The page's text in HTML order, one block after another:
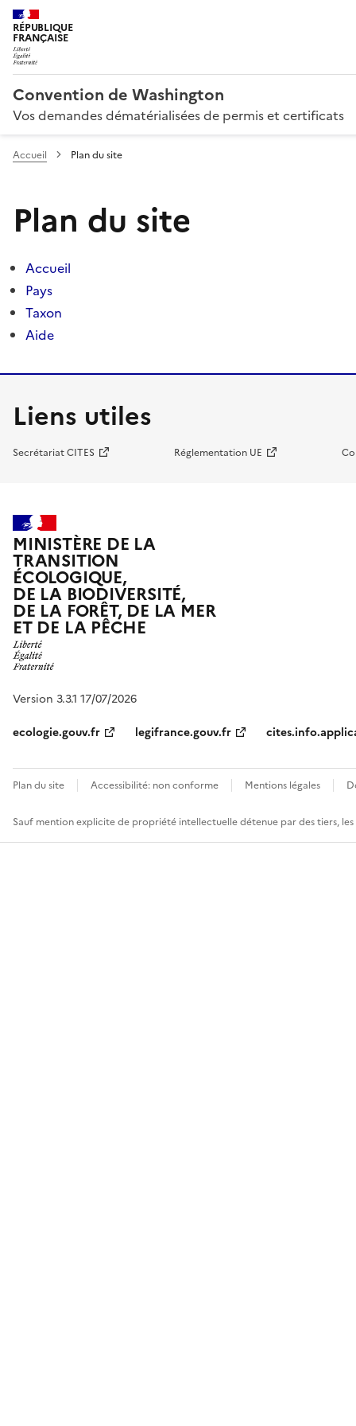
RÉPUBLIQUE
FRANÇAISE
Convention de Washington
Vos demandes dématérialisées de permis et certificats
Accueil Plan du site
Plan du site
Accueil
Pays
Taxon
Aide
Liens utiles
Secrétariat CITES Réglementation UE
MINISTÈRE DE LA
TRANSITION
ÉCOLOGIQUE,
DE LA BIODIVERSITÉ,
DE LA FORÊT, DE LA MER
ET DE LA PÊCHE
Version 3.3.1 17/07/2026
ecologie.gouv.fr
legifrance.gouv.fr
Plan du site Accessibilité: non conforme Mentions légales
Sauf mention explicite de propriété intellectuelle détenue par des tiers,